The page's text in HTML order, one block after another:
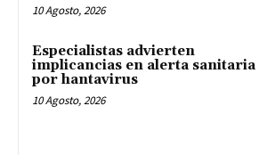
10 Agosto, 2026
Especialistas advierten
implicancias en alerta sanitaria
por hantavirus
10 Agosto, 2026